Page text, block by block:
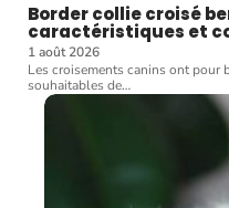
Border collie croisé
caractéristiques et
1 août 2026
Les croisements canins ont pour
souhaitables de…